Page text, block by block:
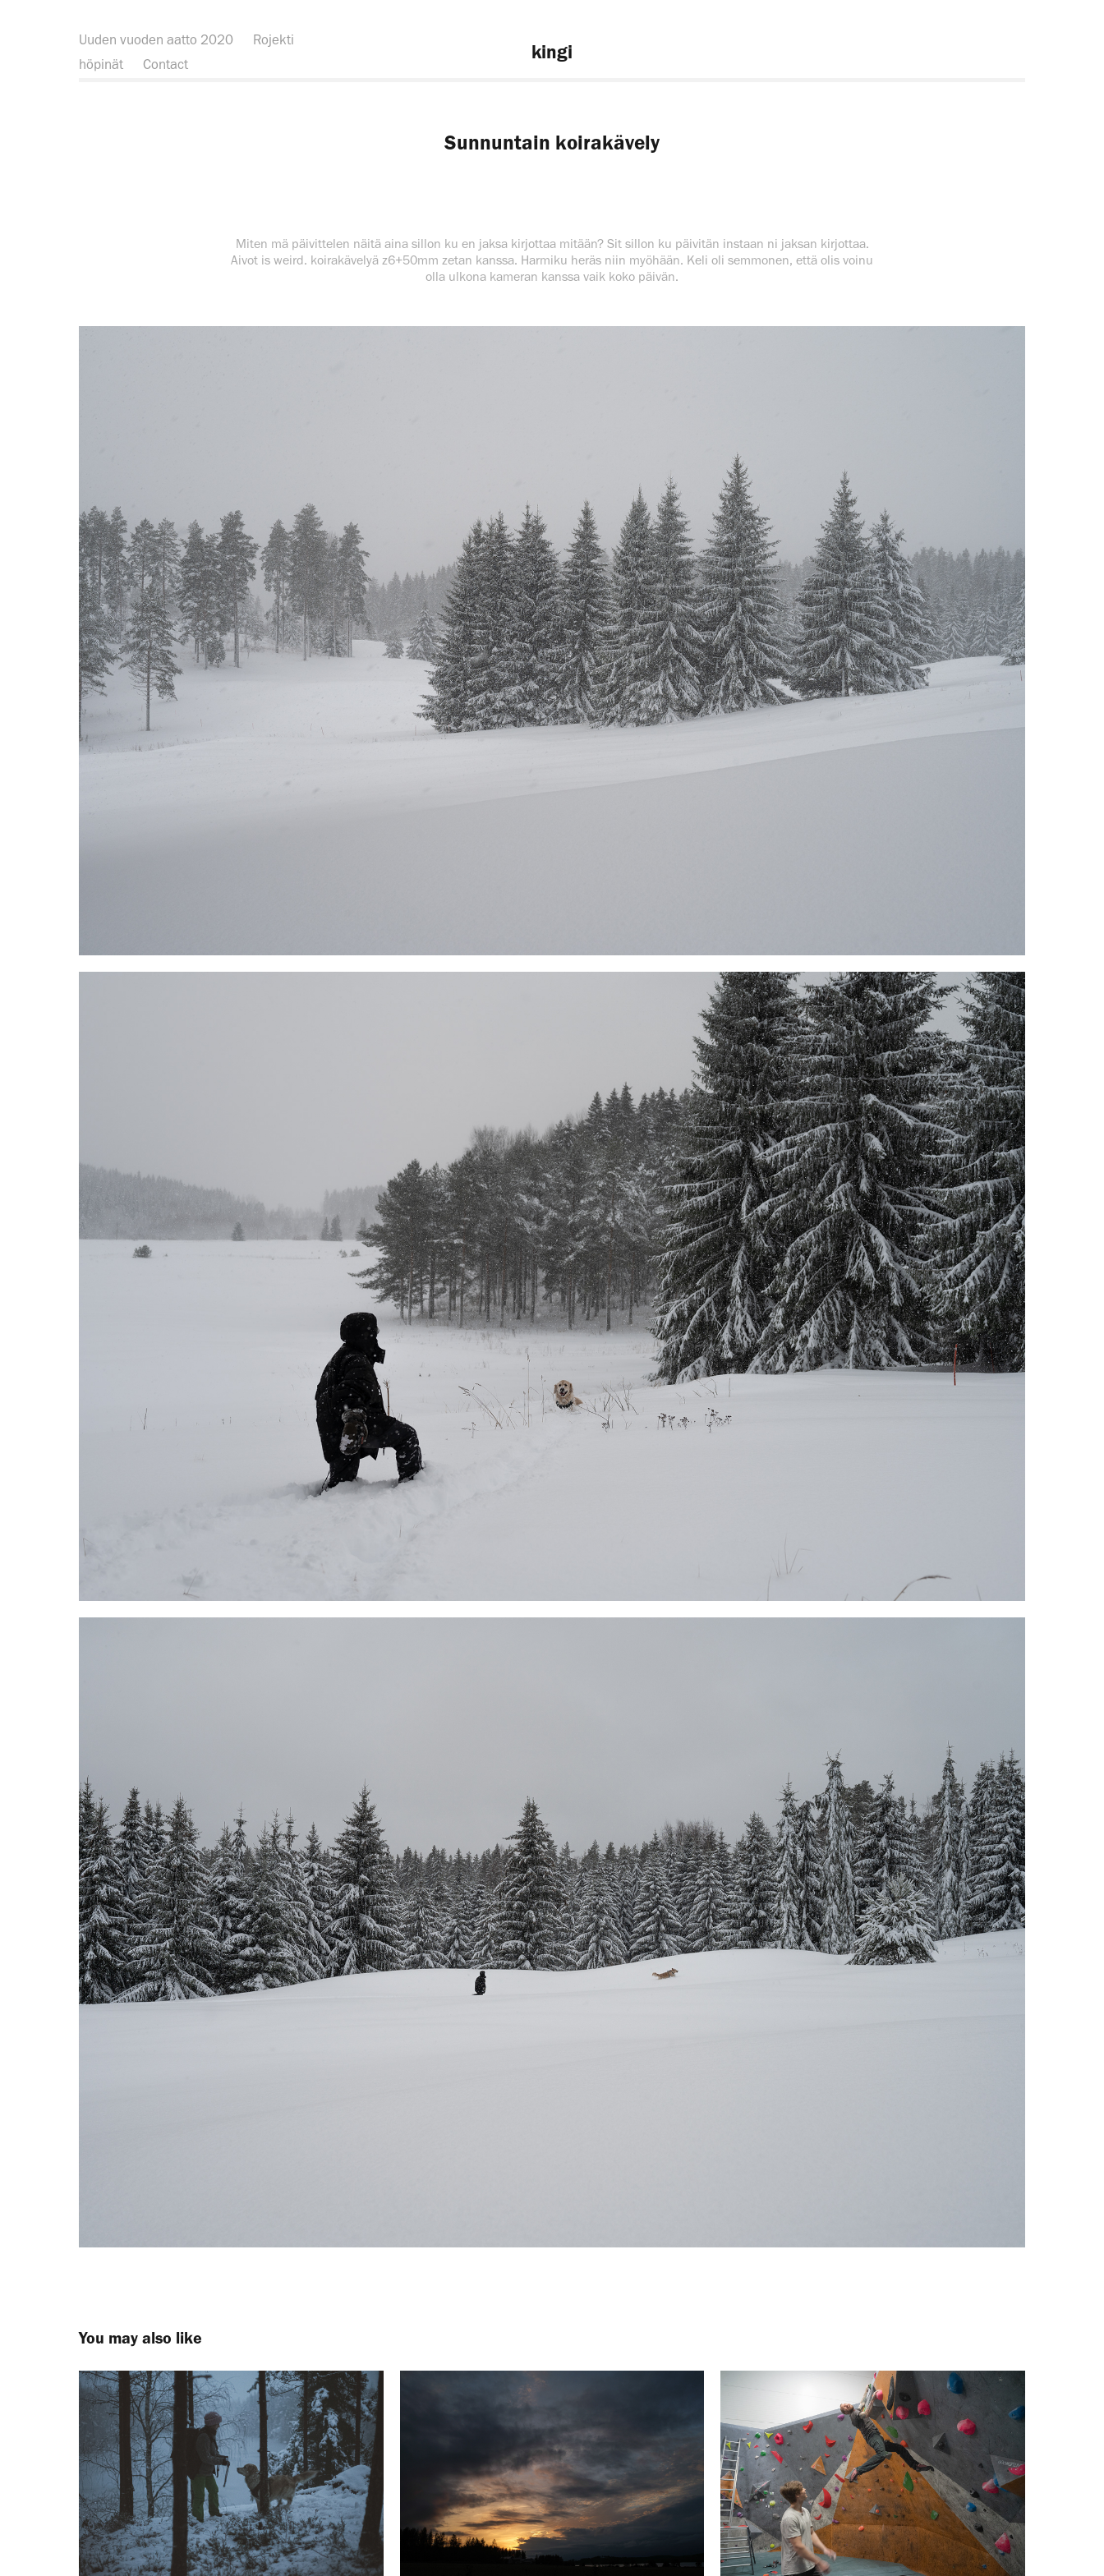
Uuden vuoden aatto 2020
Rojekti
höpinät
Contact
kingi
Sunnuntain koirakävely
Miten mä päivittelen näitä aina sillon ku en jaksa kirjottaa mitään? Sit sillon ku päivitän instaan ni jaksan kirjottaa.
Aivot is weird. koirakävelyä z6+50mm zetan kanssa. Harmiku heräs niin myöhään. Keli oli semmonen, että olis voinu
olla ulkona kameran kanssa vaik koko päivän.
You may also like